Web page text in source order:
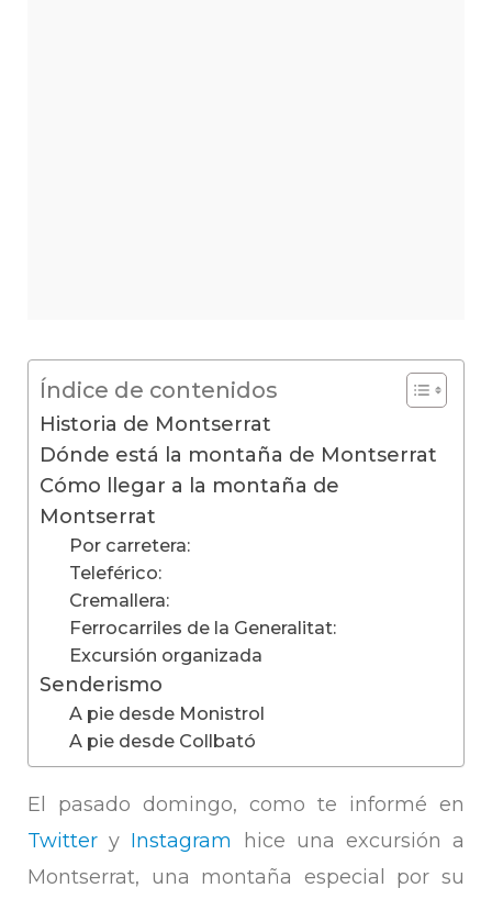
Índice de contenidos
Historia de Montserrat
Dónde está la montaña de Montserrat
Cómo llegar a la montaña de
Montserrat
Por carretera:
Teleférico:
Cremallera:
Ferrocarriles de la Generalitat:
Excursión organizada
Senderismo
A pie desde Monistrol
A pie desde Collbató
El pasado domingo, como te informé en
Twitter y Instagram
hice una excursión a
Montserrat, una montaña especial por su